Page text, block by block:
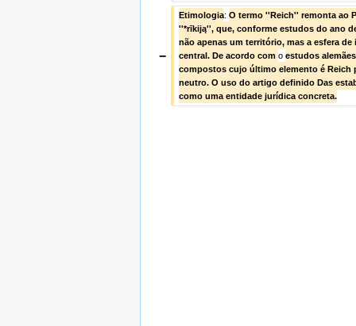
−
Etimologia: O termo ''Reich'' remonta ao
''*rīkiją'', que, conforme estudos do ano
não apenas um território, mas a esfera
central. De acordo com o estudos
compostos cujo último elemento é Reich
neutro. O uso do artigo definido Das
como uma entidade jurídica concreta.